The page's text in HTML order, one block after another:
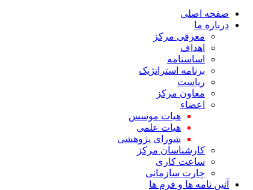
صفحه اصلی
درباره ما
معرفی مرکز
اهداف
اساسنامه
برنامه استراتژیک
ریاست
معاون مرکز
اعضاء
هیات موسس
هیات علمی
شورای پژوهشی
کارشناسان مرکز
ساعت کاری
چارت سازمانی
آئین نامه ها و فرم ها